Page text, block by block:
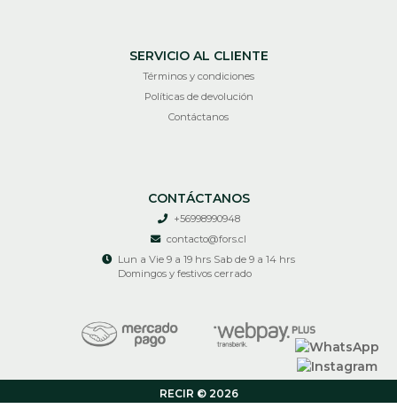
SERVICIO AL CLIENTE
Términos y condiciones
Políticas de devolución
Contáctanos
CONTÁCTANOS
+56998990948
contacto@fors.cl
Lun a Vie 9 a 19 hrs Sab de 9 a 14 hrs
Domingos y festivos cerrado
RECIR © 2026